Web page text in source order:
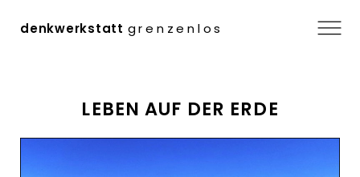
springen
denkwerkstatt grenzenlos
LEBEN AUF DER ERDE